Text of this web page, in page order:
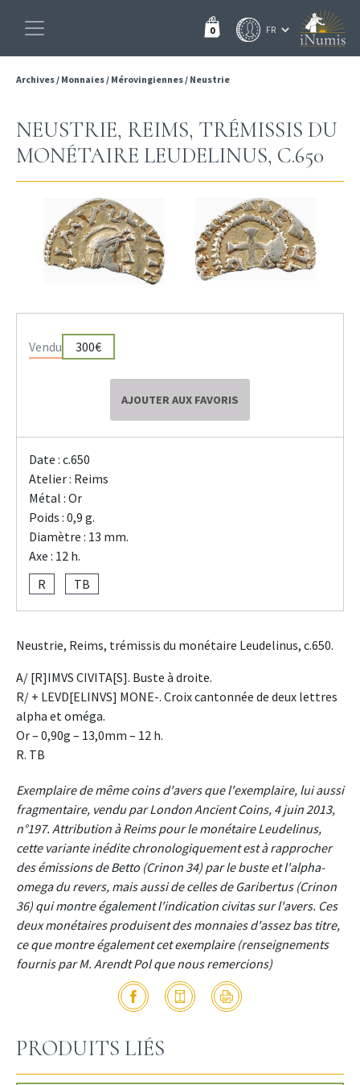
0
Archives/ Monnaies/ Mérovingiennes/ Neustrie
NEUSTRIE, REIMS, TRÉMISSIS DU
MONÉTAIRE LEUDELINUS, C.650
Vendu 300€
AJOUTER AUX FAVORIS
Date : c.650
Atelier : Reims
Métal : Or
Poids : 0,9 g.
Diamètre : 13 mm.
Axe : 12 h.
R
TB
Neustrie, Reims, trémissis du monétaire Leudelinus, c.650.
A/ [R]IMVS CIVITA[S]. Buste à droite.
R/ + LEVD[ELINVS] MONE-. Croix cantonnée de deux lettres
alpha et oméga.
Or – 0,90g – 13,0mm – 12 h.
R. TB
Exemplaire de même coins d'avers que l'exemplaire, lui aussi
fragmentaire, vendu par London Ancient Coins, 4 juin 2013,
n°197. Attribution à Reims pour le monétaire Leudelinus,
cette variante inédite chronologiquement est à rapprocher
des émissions de Betto (Crinon 34) par le buste et l'alpha-
omega du revers, mais aussi de celles de Garibertus (Crinon
36) qui montre également l'indication civitas sur l'avers. Ces
deux monétaires produisent des monnaies d'assez bas titre,
ce que montre également cet exemplaire (renseignements
fournis par M. Arendt Pol que nous remercions)
PRODUITS LIÉS